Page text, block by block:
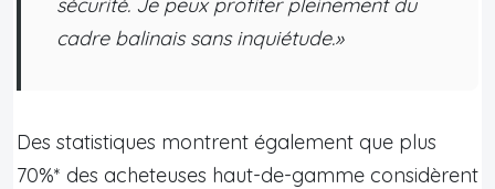
cadre balinais sans inquiétude.»
Des statistiques montrent également que plus
70%* des acheteuses haut-de-gamme considèrent